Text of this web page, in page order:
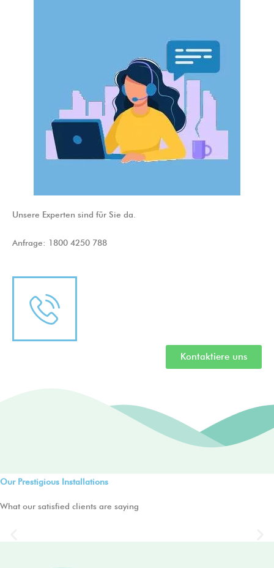
Unsere Experten sind für Sie da.
Anfrage: 1800 4250 788
Kontaktiere uns
Our Prestigious Installations
What our satisfied clients are saying
RO plant installed at